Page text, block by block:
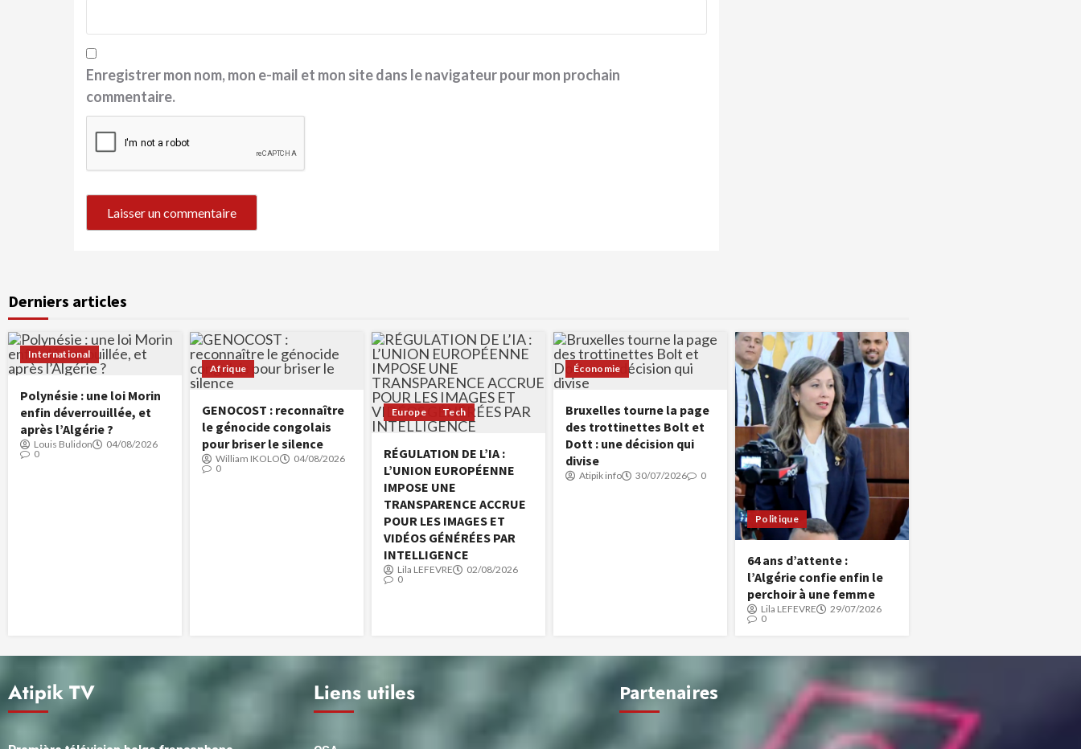
Enregistrer mon nom, mon e-mail et mon site dans le navigateur pour mon prochain
commentaire.
Derniers articles
International
Polynésie : une loi Morin
enfin déverrouillée, et
après l’Algérie ?
Louis Bulidon
04/08/2026
0
Afrique
GENOCOST : reconnaître
le génocide congolais
pour briser le silence
William IKOLO
04/08/2026
0
Europe Tech
RÉGULATION DE L’IA :
L’UNION EUROPÉENNE
IMPOSE UNE
TRANSPARENCE ACCRUE
POUR LES IMAGES ET
VIDÉOS GÉNÉRÉES PAR
INTELLIGENCE
Lila LEFEVRE
02/08/2026
0
Économie
Bruxelles tourne la page
des trottinettes Bolt et
Dott : une décision qui
divise
Atipik info 30/07/2026 0
Politique
64 ans d’attente :
l’Algérie confie enfin le
perchoir à une femme
Lila LEFEVRE
29/07/2026
0
Atipik TV Liens utiles Partenaires